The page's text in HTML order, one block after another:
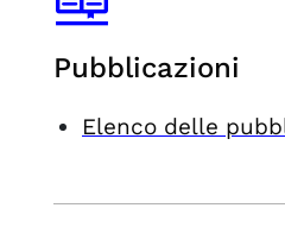
Pubblicazioni
Elenco delle